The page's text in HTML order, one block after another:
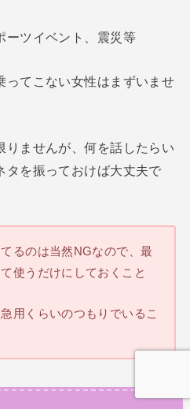
ーツイベント、震災等
ってこない女性はまずいませ
りませんが、何を話したらい
タを振っておけば大丈夫で
るのは当然NGなので、最
使うだけにしておくこと
用くらいのつもりでいるこ